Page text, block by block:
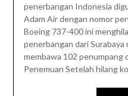
penerbangan Indonesia
Adam Air dengan nomor
Boeing 737-400 ini
penerbangan dari
membawa 102 penumpang
Penemuan Setelah hilang